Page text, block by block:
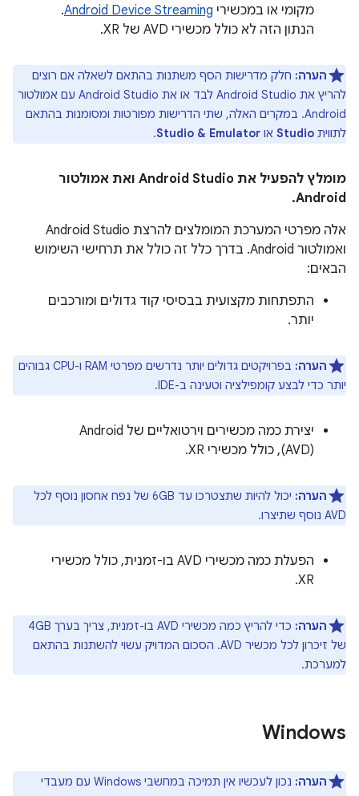
מקומי או במכשירי Android Device Streaming
.
הנתון הזה לא כולל מכשירי AVD של XR.
הערה: חלק מדרישות הסף משתנות בהתאם לשאלה אם רוצים
להריץ את Android Studio לבד או את Android Studio עם אמולטור
Android. במקרים האלה, שתי הדרישות מפורטות ומסומנות בהתאם
לתווית Studio או Studio & Emulator
.
מומלץ להפעיל את Android Studio ואת אמולטור
Android.
אלה מפרטי המערכת המומלצים להרצת Android Studio
ואמולטור Android. בדרך כלל זה כולל את תרחישי השימוש
הבאים:
התפתחות מקצועית בבסיסי קוד גדולים ומורכבים
יותר.
הערה:
בפרויקטים גדולים יותר נדרשים מפרטי RAM ו-CPU גבוהים
יותר כדי לבצע קומפילציה וטעינה ב-IDE.
(AVD), כולל מכשירי XR.
הערה:
יכול להיות שתצטרכו עד 6GB של נפח אחסון נוסף לכל
AVD נוסף שתיצרו.
הפעלת כמה מכשירי AVD בו-זמנית, כולל מכשירי
XR.
הערה:
כדי להריץ כמה מכשירי AVD בו-זמנית, צריך בערך 4GB
של זיכרון לכל מכשיר AVD. הסכום המדויק עשוי להשתנות בהתאם
למערכת.
Windows
הערה:
נכון לעכשיו אין תמיכה במחשבי Windows עם מעבדי